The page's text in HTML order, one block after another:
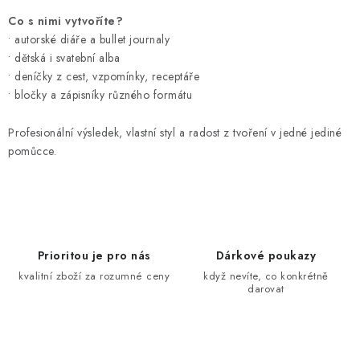
c
p
r
k
y
Co s nimi vytvoříte?
• autorské diáře a bullet journaly
• dětská i svatební alba
• deníčky z cest, vzpomínky, receptáře
• bločky a zápisníky různého formátu
Profesionální výsledek, vlastní styl a radost z tvoření v jedné jediné
pomůcce.
Prioritou je pro nás
kvalitní zboží za rozumné ceny
Dárkové poukazy
když nevíte, co konkrétně
darovat